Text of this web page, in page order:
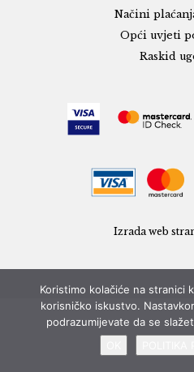
Načini
Opći uvjeti
Raskid
Izrada web
Koristimo kolačiće na stranici
korisničko iskustvo.
podrazumijevate da se